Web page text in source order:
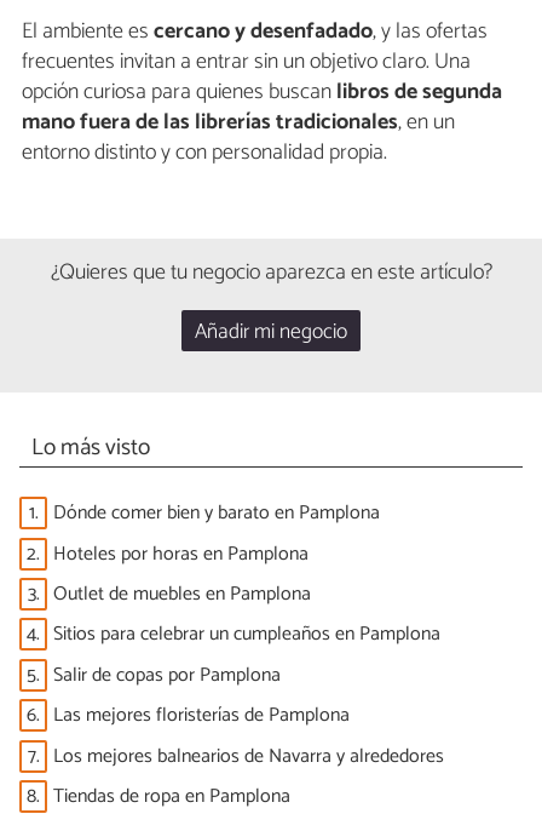
El ambiente escercano y desenfadado, y las ofertas
frecuentes invitan a entrar sin un objetivo claro. Una
opción curiosa para quienes buscanlibros de segunda
mano fuera de las librerías tradicionales, en un
entorno distinto y con personalidad propia.
¿Quieres que tu negocio aparezca en este artículo?
Añadir mi negocio
Lo más visto
1. Dónde comer bien y barato en Pamplona
2. Hoteles por horas en Pamplona
3. Outlet de muebles en Pamplona
4. Sitios para celebrar un cumpleaños en Pamplona
5. Salir de copas por Pamplona
6. Las mejores floristerías de Pamplona
7. Los mejores balnearios de Navarra y alrededores
8. Tiendas de ropa en Pamplona